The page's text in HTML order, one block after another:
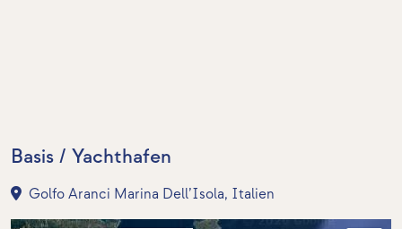
Basis / Yachthafen
Golfo Aranci Marina Dell’Isola, Italien